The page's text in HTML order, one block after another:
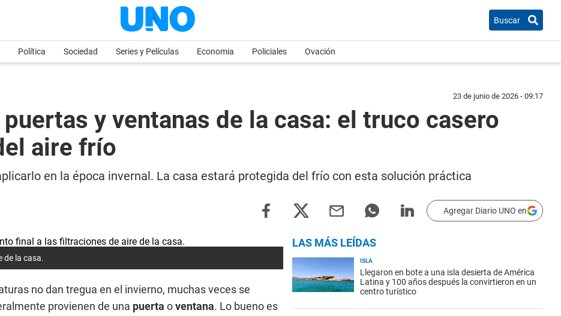
Buscar
Política Sociedad Series y Películas Economia Policiales Ovación
23 de junio de 2026 - 09:17
y ventanas de la casa: el truco casero
aire frío
en la época invernal. La casa estará protegida del frío con esta solución práctica
Agregar Diario UNO en
de la casa.
no dan tregua en el invierno, muchas veces se
provienen de una puerta oventana. Lo bueno es
LAS MÁS LEÍDAS
ISLA
Llegaron en bote a una isla desierta de América
Latina y 100 años después la convirtieron en un
centro turístico